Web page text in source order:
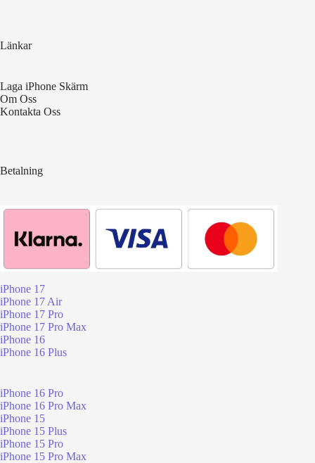
Länkar
Laga iPhone Skärm
Om Oss
Kontakta Oss
Betalning
iPhone 17
iPhone 17 Air
iPhone 17 Pro
iPhone 17 Pro Max
iPhone 16
iPhone 16 Plus
iPhone 16 Pro
iPhone 16 Pro Max
iPhone 15
iPhone 15 Plus
iPhone 15 Pro
iPhone 15 Pro Max